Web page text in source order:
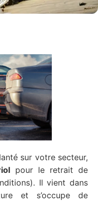
sur votre secteur,
pour le retrait de
Il vient dans
et s’occupe de